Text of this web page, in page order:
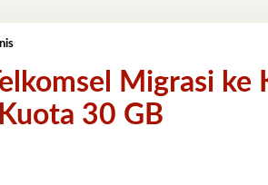
Pengguna
Migrasi
ke
Kartu
USIM
Migrasi ke
30 GB